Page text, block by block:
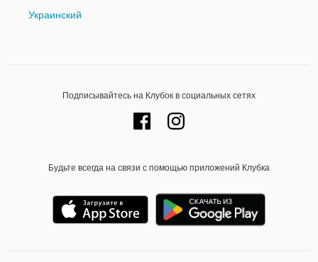
Украинский
Подписывайтесь на Клубок в социальных сетях
Будьте всегда на связи с помощью приложений Клубка